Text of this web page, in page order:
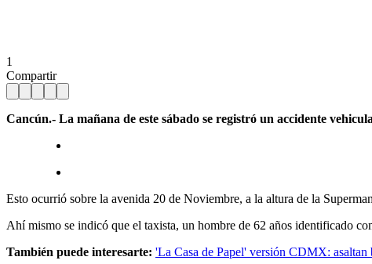
1
Compartir
Cancún.- La mañana de este sábado se registró un accidente
Esto ocurrió sobre la avenida 20 de Noviembre, a la altura de la
Ahí mismo se indicó que el taxista, un hombre de 62 años identificado
También puede interesarte: 'La Casa de Papel' versión CDMX: asaltan